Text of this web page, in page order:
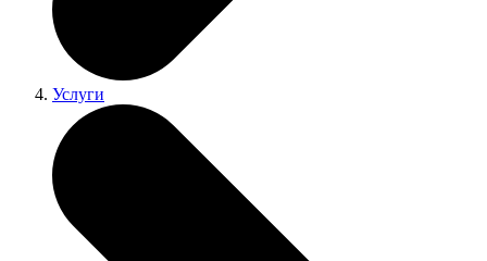
Услуги